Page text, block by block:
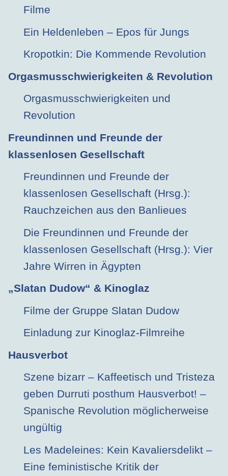
Filme
Ein Heldenleben – Epos für Jungs
Kropotkin: Die Kommende Revolution
Orgasmusschwierigkeiten & Revolution
Orgasmusschwierigkeiten und
Revolution
Freundinnen und Freunde der
klassenlosen Gesellschaft
Freundinnen und Freunde der
klassenlosen Gesellschaft (Hrsg.):
Rauchzeichen aus den Banlieues
Die Freundinnen und Freunde der
klassenlosen Gesellschaft (Hrsg.): Vier
Jahre Wirren in Ägypten
„Slatan Dudow“ & Kinoglaz
Filme der Gruppe Slatan Dudow
Einladung zur Kinoglaz-Filmreihe
Hausverbot
Szene bizarr – Kaffeetisch und Tristeza
geben Durruti posthum Hausverbot! –
Spanische Revolution möglicherweise
ungültig
Les Madeleines: Kein Kavaliersdelikt –
Eine feministische Kritik der